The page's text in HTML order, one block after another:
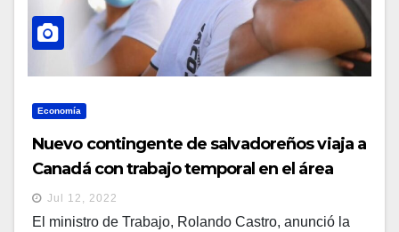
Economía
Nuevo contingente de salvadoreños viaja a
Canadá con trabajo temporal en el área
agrícola
Jul 12, 2022
El ministro de Trabajo, Rolando Castro, anunció la